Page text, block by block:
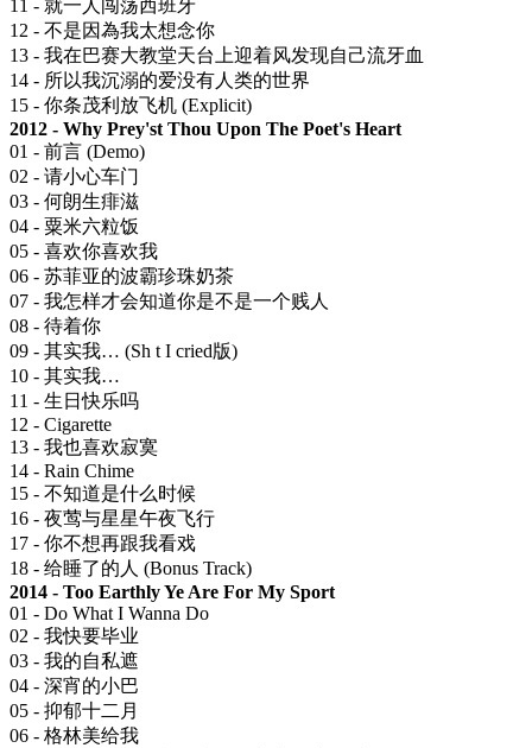
11 - 就一人闯荡西班牙
12 - 不是因為我太想念你
13 - 我在巴赛大教堂天台上迎着风发现自己流牙血
14 - 所以我沉溺的爱没有人类的世界
15 - 你条茂利放飞机 (Explicit)
2012 - Why Prey'st Thou Upon The Poet's Heart
01 - 前言 (Demo)
02 - 请小心车门
03 - 何朗生痱滋
04 - 粟米六粒饭
05 - 喜欢你喜欢我
06 - 苏菲亚的波霸珍珠奶茶
07 - 我怎样才会知道你是不是一个贱人
08 - 待着你
09 - 其实我… (Sh t I cried版)
10 - 其实我…
11 - 生日快乐吗
12 - Cigarette
13 - 我也喜欢寂寞
14 - Rain Chime
15 - 不知道是什么时候
16 - 夜莺与星星午夜飞行
17 - 你不想再跟我看戏
18 - 给睡了的人 (Bonus Track)
2014 - Too Earthly Ye Are For My Sport
01 - Do What I Wanna Do
02 - 我快要毕业
03 - 我的自私遮
04 - 深宵的小巴
05 - 抑郁十二月
06 - 格林美给我